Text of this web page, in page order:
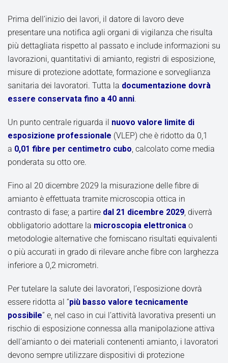
Prima dell’inizio dei lavori, il datore di lavoro deve
presentare una notifica agli organi di vigilanza che risulta
più dettagliata rispetto al passato e include informazioni su
lavorazioni, quantitativi di amianto, registri di esposizione,
misure di protezione adottate, formazione e sorveglianza
sanitaria dei lavoratori. Tutta la documentazione dovrà
essere conservata fino a 40 anni.
Un punto centrale riguarda il nuovo valore limite di
esposizione professionale (VLEP) che è ridotto da 0,1
a 0,01 fibre per centimetro cubo, calcolato come media
ponderata su otto ore.
Fino al 20 dicembre 2029 la misurazione delle fibre di
amianto è effettuata tramite microscopia ottica in
contrasto di fase; a partire dal 21 dicembre 2029, diverrà
obbligatorio adottare la microscopia elettronica o
metodologie alternative che forniscano risultati equivalenti
o più accurati in grado di rilevare anche fibre con larghezza
inferiore a 0,2 micrometri.
Per tutelare la salute dei lavoratori, l’esposizione dovrà
essere ridotta al “più basso valore tecnicamente
possibile” e, nel caso in cui l’attività lavorativa presenti un
rischio di esposizione connessa alla manipolazione attiva
dell’amianto o dei materiali contenenti amianto, i lavoratori
devono sempre utilizzare dispositivi di protezione